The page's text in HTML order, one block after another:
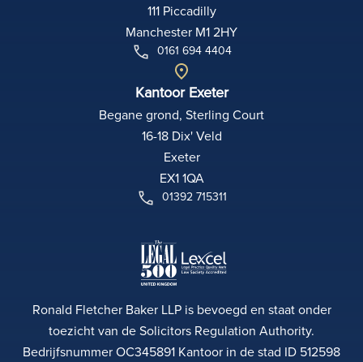
111 Piccadilly
Manchester M1 2HY
0161 694 4404
Kantoor Exeter
Begane grond, Sterling Court
16-18 Dix' Veld
Exeter
EX1 1QA
01392 715311
Ronald Fletcher Baker LLP is bevoegd en staat onder
toezicht van de Solicitors Regulation Authority.
Bedrijfsnummer OC345891 Kantoor in de stad ID 512598